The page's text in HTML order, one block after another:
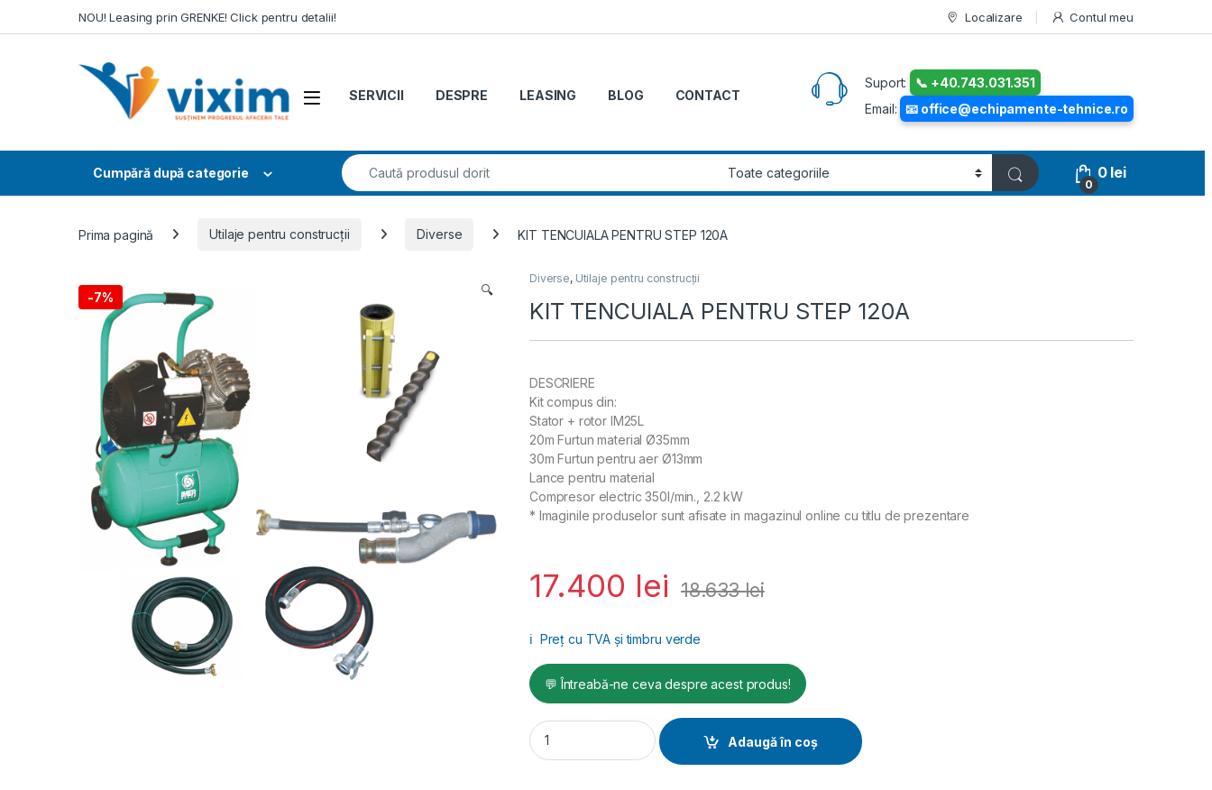
NOU! Leasing prin GRENKE! Click pentru detalii! Localizare Contul meu
SERVICII DESPRE LEASING BLOG CONTACT
Suport:
📞 +40.743.031.351
Email:
📧 office@echipamente-tehnice.ro
Cumpără după categorie
Search for:
0
0 lei
Prima pagină Utilaje pentru construcții Diverse KIT TENCUIALA PENTRU STEP 120A
-7% 🔍
Diverse, Utilaje pentru construcții
KIT TENCUIALA PENTRU STEP 120A
DESCRIERE
Kit compus din:
Stator + rotor IM25L
20m Furtun material Ø35mm
30m Furtun pentru aer Ø13mm
Lance pentru material
Compresor electric 350l/min., 2.2 kW
* Imaginile produselor sunt afisate in magazinul online cu titlu de prezentare
17.400 lei 18.633lei
ℹ️ Preț cu TVA și timbru verde
💬 Întreabă-ne ceva despre acest produs!
KIT TENCUIALA PENTRU STEP 120A quantity
Adaugă în coș